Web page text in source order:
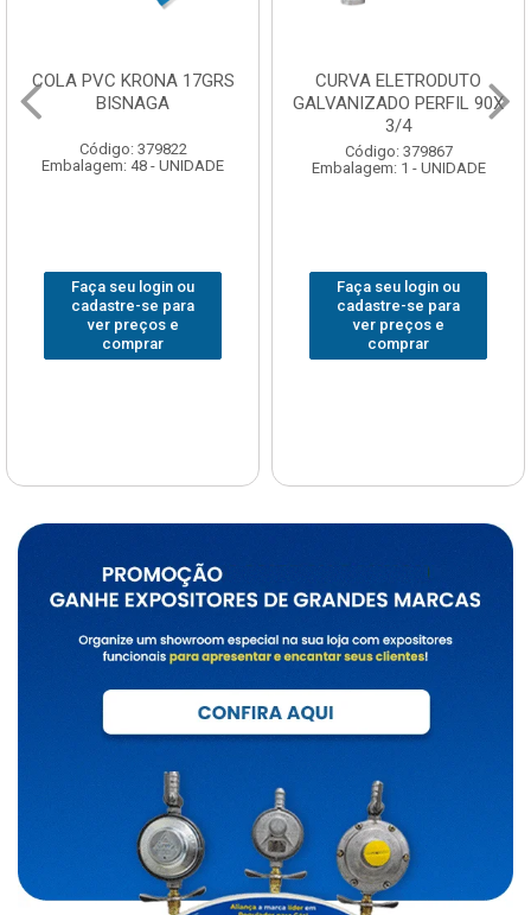
CURVA ELETRODUTO
GALVANIZADO PERFIL 90X
Código: 379867
Embalagem: 1 - UNIDADE
Faça seu login ou
cadastre-se para
ver preços e
comprar
SOQUETE COM
FOTOCELULA EXATRON
COM SENSOR SPT0E27XC
Código: 379788
Embalagem: 1 - UNIDADE
Faça seu login ou
cadastre-se para
ver preços e
comprar